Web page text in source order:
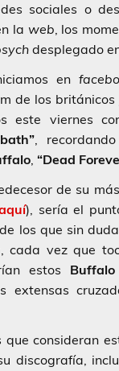
sociales o
la web, los
desplegado
en
de los británicos
este viernes
,
, “Dead
de su
), sería el
los que sin
, cada vez que
estos Buffalo
extensas
que consideran
discografía,